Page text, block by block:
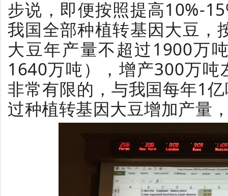
步说，即便按照提高10%-
我国全部种植转基因大豆，
大豆年产量不超过1900万
1640万吨），增产300万
非常有限的，与我国每年1
过种植转基因大豆增加产量